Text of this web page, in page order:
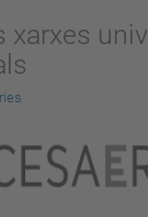
xarxes